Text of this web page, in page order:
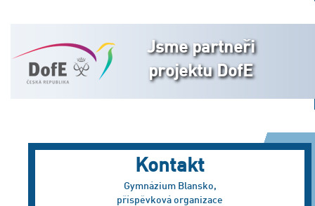
Jsme partneři
projektu DofE
Kontakt
Gymnázium Blansko,
příspěvková organizace